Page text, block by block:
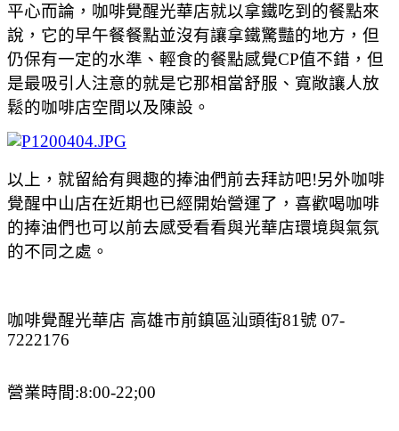
平心而論，咖啡覺醒光華店就以拿鐵吃到的餐點來
說，它的早午餐餐點並沒有讓拿鐵驚豔的地方，但
仍保有一定的水準、輕食的餐點感覺CP值不錯，但
是最吸引人注意的就是它那相當舒服、寬敞讓人放
鬆的咖啡店空間以及陳設 。
以上，就留給有興趣的捧油們前去拜訪吧!另外咖啡
覺醒中山店在近期也已經開始營運了，喜歡喝咖啡
的捧油們也可以前去感受看看與光華店環境與氣氛
的不同之處。
咖啡覺醒光華店 高雄市前鎮區汕頭街81號 07-
7222176
營業時間:8:00-22;00